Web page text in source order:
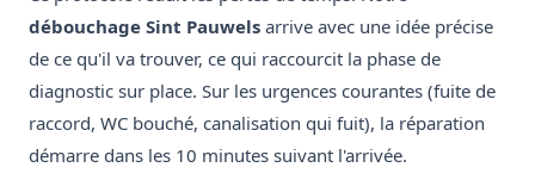
débouchage Sint Pauwels arrive avec une idée précise
de ce qu'il va trouver, ce qui raccourcit la phase de
diagnostic sur place. Sur les urgences courantes (fuite de
raccord, WC bouché, canalisation qui fuit), la réparation
démarre dans les 10 minutes suivant l'arrivée.